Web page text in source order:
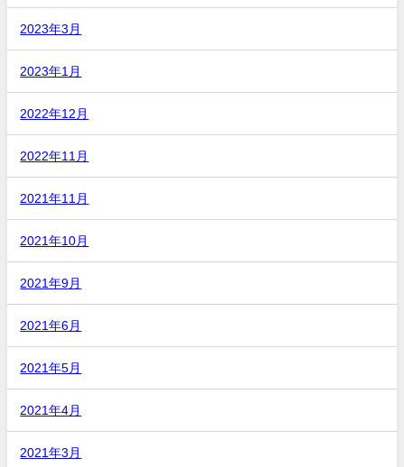
2023年3月
2023年1月
2022年12月
2022年11月
2021年11月
2021年10月
2021年9月
2021年6月
2021年5月
2021年4月
2021年3月